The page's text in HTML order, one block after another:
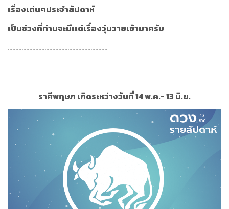
เรื่องเด่นๆประจำสัปดาห์
เป็นช่วงที่ท่านจะมีเเต่เรื่องวุ่นวายเข้ามาครับ
.................................................................
ราศีพฤษภ เกิดระหว่างวันที่ 14 พ.ค.- 13 มิ.ย.